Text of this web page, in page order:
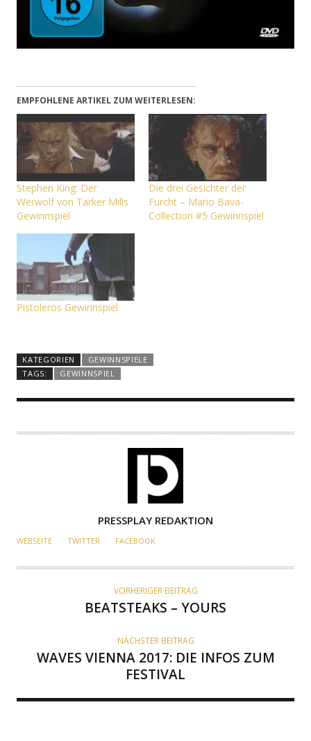
EMPFOHLENE ARTIKEL ZUM WEITERLESEN:
Stephen King: Der
Werwolf von Tarker Mills
Gewinnspiel
Die drei Gesichter der
Furcht – Mario Bava-
Collection #5 Gewinnspiel
Pistoleros Gewinnspiel
KATEGORIEN
GEWINNSPIELE
TAGS:
GEWINNSPIEL
U
O
PRESSPLAY REDAKTION
WEBSEITE TWITTER FACEBOOK
VORHERIGER BEITRAG
BEATSTEAKS – YOURS
NÄCHSTER BEITRAG
WAVES VIENNA 2017: DIE INFOS ZUM
FESTIVAL